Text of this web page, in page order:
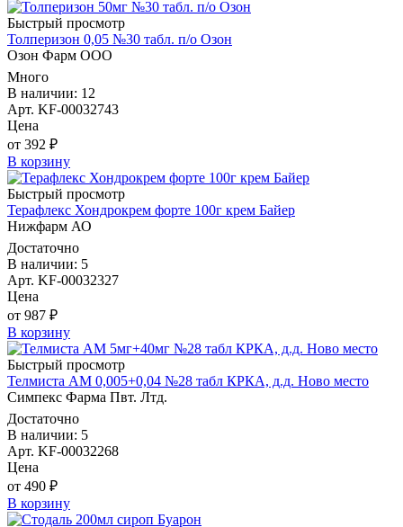
Быстрый просмотр
Толперизон 0,05 №30 табл. п/о Озон
Озон Фарм ООО
Много
В наличии: 12
Арт. KF-00032743
Цена
от 392 ₽
В корзину
Быстрый просмотр
Терафлекс Хондрокрем форте 100г крем Байер
Нижфарм АО
Достаточно
В наличии: 5
Арт. KF-00032327
Цена
от 987 ₽
В корзину
Быстрый просмотр
Телмиста АМ 0,005+0,04 №28 табл КРКА, д.д. Ново место
Симпекс Фарма Пвт. Лтд.
Достаточно
В наличии: 5
Арт. KF-00032268
Цена
от 490 ₽
В корзину